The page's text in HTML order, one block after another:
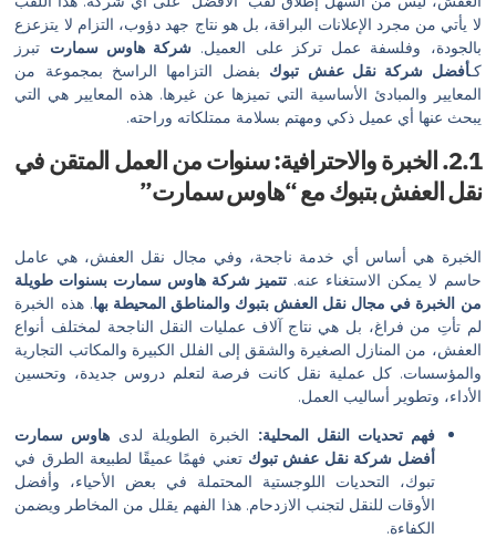
الإعلانات البراقة، بل هو نتاج جهد دؤوب، التزام لا يتزعزع
عمل تركز على العميل. شركة هاوس سمارتتبرز
نقل عفش تبوكبفضل التزامها الراسخ بمجموعة من
الأساسية التي تميزها عن غيرها. هذه المعايير هي التي
عميل ذكي ومهتم بسلامة ممتلكاته وراحته.
والاحترافية: سنوات من العمل المتقن في
بتبوك مع “هاوس سمارت”
أساس أي خدمة ناجحة، وفي مجال نقل العفش، هي عامل
الاستغناء عنه.تتميز شركة هاوس سمارت بسنوات طويلة
مجال نقل العفش بتبوك والمناطق المحيطة بها. هذه الخبرة
بل هي نتاج آلاف عمليات النقل الناجحة لمختلف أنواع
الصغيرة والشقق إلى الفلل الكبيرة والمكاتب التجارية
كل عملية نقل كانت فرصة لتعلم دروس جديدة، وتحسين
أساليب العمل.
النقل المحلية:الخبرة الطويلة لدى هاوس سمارت
شركة نقل عفش تبوكتعني فهمًا عميقًا لطبيعة الطرق في
التحديات اللوجستية المحتملة في بعض الأحياء، وأفضل
للنقل لتجنب الازدحام. هذا الفهم يقلل من المخاطر ويضمن